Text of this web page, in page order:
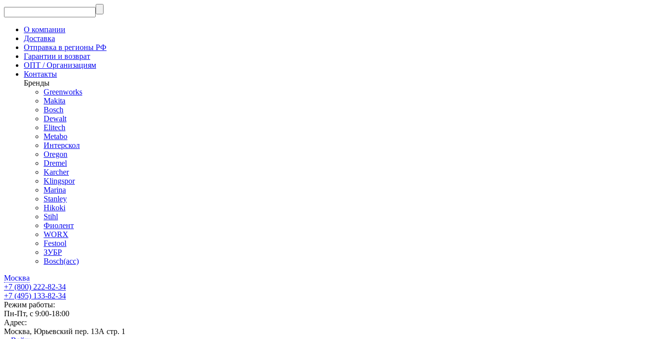
О компании
Доставка
Отправка в регионы РФ
Гарантии и возврат
ОПТ / Организациям
Контакты
Бренды
Greenworks
Makita
Bosch
Dewalt
Elitech
Metabo
Интерскол
Oregon
Dremel
Karcher
Klingspor
Marina
Stanley
Hikoki
Stihl
Фиолент
WORX
Festool
ЗУБР
Bosch(acc)
Москва
+7 (800) 222-82-34
+7 (495) 133-82-34
Режим работы:
Пн-Пт, с 9:00-18:00
Адрес:
Москва, Юрьевский пер. 13А стр. 1